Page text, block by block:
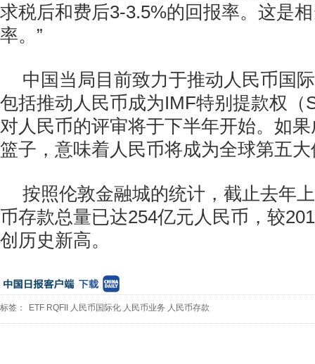
求税后和费后3-3.5%的回报率。这是
率。”
中国当局目前致力于推动人民币国
包括推动人民币成为IMF特别提款权（
对人民币的评审将于下半年开始。如
篮子，意味着人民币将成为全球第五
按照伦敦金融城的统计，截止去年
币存款总量已达254亿元人民币，较
创历史新高。
标签： ETF RQFII 人民币国际化 人民币业务 人民币存款